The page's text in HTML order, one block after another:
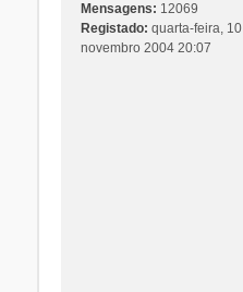
Mensagens: 12069
Registado: quarta-feira, 10
novembro 2004 20:07